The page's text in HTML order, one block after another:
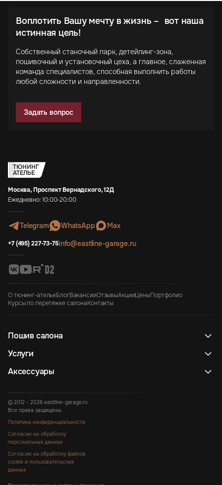
Воплотить Вашу мечту в жизнь – вот наша
истинная цель!
Собственный станочный парк, детейлинг-зона,
пошивочный и установочный цеха, а главное, слаженная
команда специалистов, способная выполнить работы
любой сложности и направленности.
Задать вопрос
ТЮНИНГ
АТЕЛЬЕ
Москва, Проспект Вернадского, 12Д
Ежедневно: 10:00-20:00
Telegram WhatsApp Max
+7 (495) 227-73-75info@eastline-garage.ru
О тюнинг-ательеБлогВакансииОтзывыАкцииЦеныПортфолио
Курсы по перетяжке салонаКонтакты
Пошив салона
Услуги
Аксессуары
© 2012 - 2026 eastline-garage.ru
Все права защищены.
Политика конфиденциальности
Согласие на обработку
персональных данных
Согласие на обработку файлов
cookie и пользовательских
данных